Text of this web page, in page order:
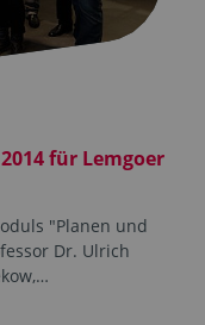
für Lemgoer
"Planen und
Dr. Ulrich